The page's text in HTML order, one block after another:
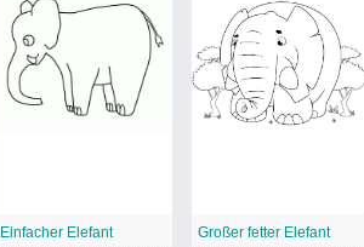
Einfacher Elefant Großer fetter Elefant